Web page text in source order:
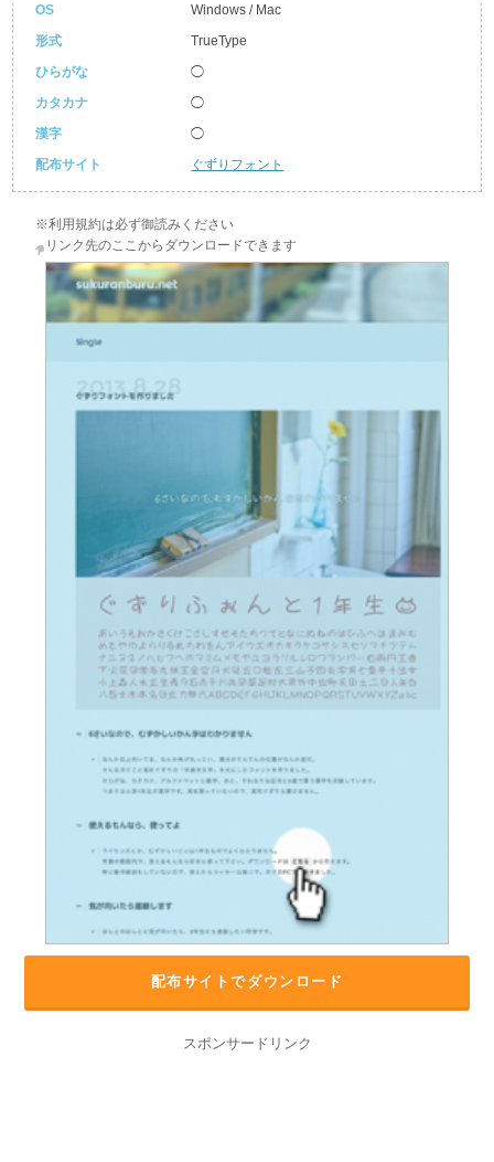
OS
Windows / Mac
形式
TrueType
ひらがな
◯
カタカナ
◯
漢字
◯
配布サイト
ぐずりフォント
※利用規約は必ず御読みください
リンク先のここからダウンロードできます
配布サイトでダウンロード
スポンサードリンク